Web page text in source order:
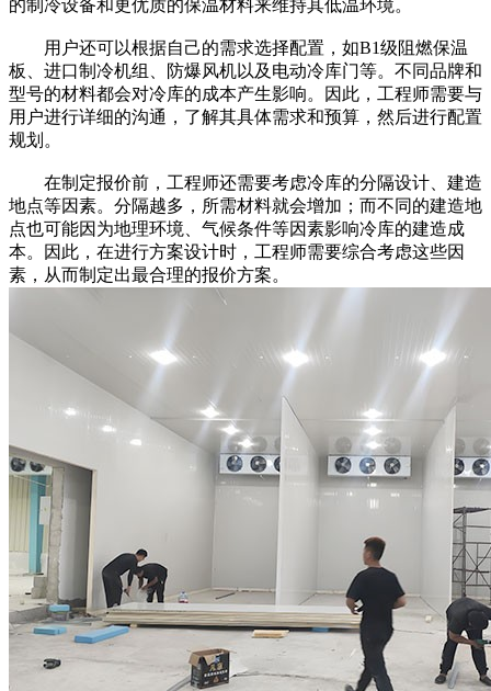
的制冷设备和更优质的保温材料来维持其低温环境。
用户还可以根据自己的需求选择配置，如B1级阻燃保温
板、进口制冷机组、防爆风机以及电动冷库门等。不同品牌和
型号的材料都会对冷库的成本产生影响。因此，工程师需要与
用户进行详细的沟通，了解其具体需求和预算，然后进行配置
规划。
在制定报价前，工程师还需要考虑冷库的分隔设计、建造
地点等因素。分隔越多，所需材料就会增加；而不同的建造地
点也可能因为地理环境、气候条件等因素影响冷库的建造成
本。因此，在进行方案设计时，工程师需要综合考虑这些因
素，从而制定出最合理的报价方案。